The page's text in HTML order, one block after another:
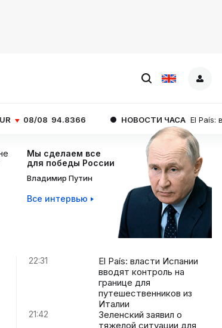
НОВОСТИ ЧАСА El País: власти
Мы сделаем все
для победы России
Владимир Путин
Все интервью
22:31
El País: власти Испании
вводят контроль на
границе для
путешественников из
Италии
21:42
Зеленский заявил о
тяжелой ситуации для